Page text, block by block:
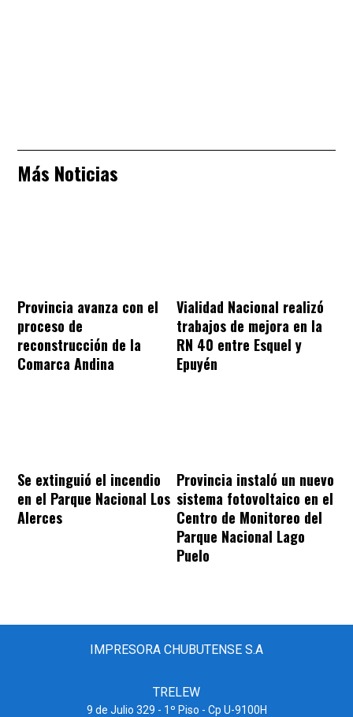
Más Noticias
Provincia avanza con el
proceso de
reconstrucción de la
Comarca Andina
Vialidad Nacional realizó
trabajos de mejora en la
RN 40 entre Esquel y
Epuyén
Se extinguió el incendio
en el Parque Nacional Los
Alerces
Provincia instaló un nuevo
sistema fotovoltaico en el
Centro de Monitoreo del
Parque Nacional Lago
Puelo
IMPRESORA CHUBUTENSE S.A
TRELEW
9 de Julio 329 - 1º Piso - Cp U-9100H